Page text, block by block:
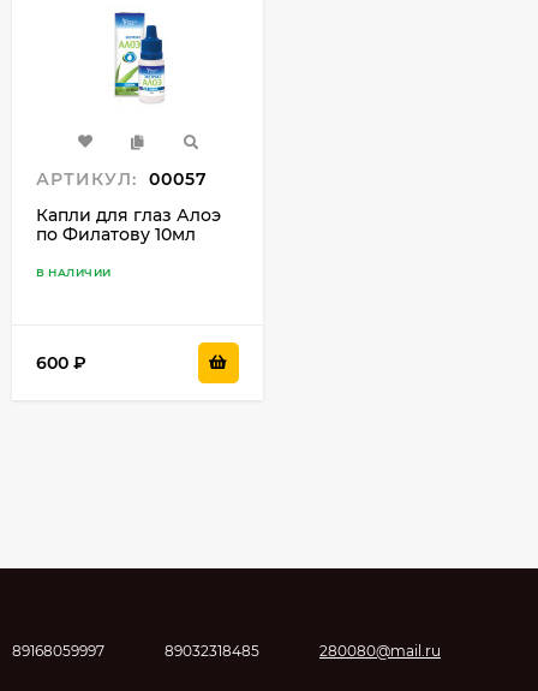
АРТИКУЛ:
00057
Капли для глаз Алоэ
по Филатову 10мл
В НАЛИЧИИ
600 ₽
89168059997 89032318485 280080@mail.ru